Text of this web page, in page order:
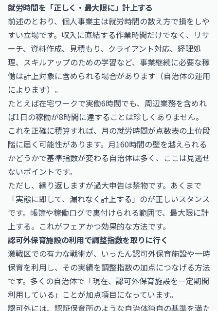
就労時間を「正しく・最大限に」計上する
前述のとおり、個人事業主は就労時間の数え方で損をしや
すい立場です。収入に直結する作業時間だけでなく、リサ
ーチ、資料作成、見積もり、クライアント対応、経理処
理、スキルアップのための学習など、事業継続に必要な稼
働は計上対象に含められる場合があります（自治体の運用
によります）。
たとえば在宅ワークで実働6時間でも、周辺業務を含めれ
ば1日の稼働が8時間に達することは珍しくありません。
これを正確に積算すれば、月の就労時間が点数表の上位段
階に届く可能性があります。月160時間の壁を越えられる
かどうかで基準指数が変わる自治体は多く、ここは見逃せ
ないポイントです。
ただし、繰り返しますが過大申告は禁物です。あくまで
「実態に即して、漏れなく計上する」のが正しいスタンス
です。帳簿や稼働ログで裏付けられる範囲で、最大限に計
上する。これがフェアかつ効果的な方法です。
認可外保育施設の利用で調整指数を取りに行く
激戦区での有力な戦術が、いったん認可外保育施設や一時
保育を利用し、その実績を調整指数の加点につなげる方法
です。多くの自治体で「現在、認可外保育施設を一定期間
利用している」ことが加点項目になっています。
認可外には、認証保育所のような自治体独自の基準を満た